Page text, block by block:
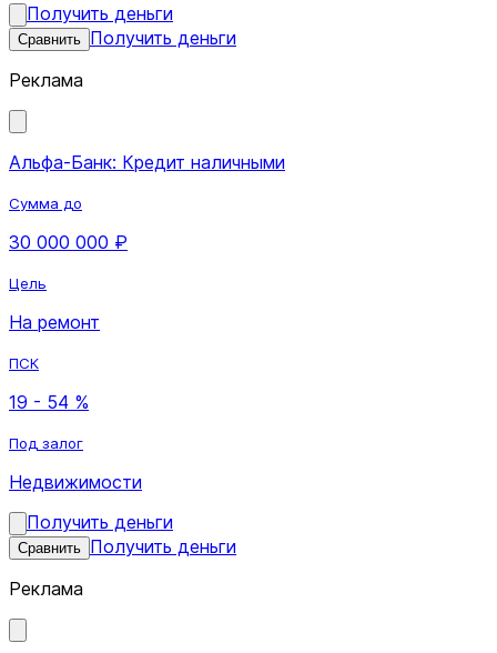
Получить деньги
Сравнить Получить деньги
Реклама
Альфа-Банк: Кредит наличными
Сумма до
30 000 000 ₽
Цель
На ремонт
ПСК
19 - 54 %
Под залог
Недвижимости
Получить деньги
Сравнить Получить деньги
Реклама